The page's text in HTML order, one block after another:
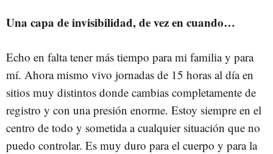
Una capa de invisibilidad, de vez en cuando…
Echo en falta tener más tiempo para mi familia y para
mí. Ahora mismo vivo jornadas de 15 horas al día en
sitios muy distintos donde cambias completamente de
registro y con una presión enorme. Estoy siempre en el
centro de todo y sometida a cualquier situación que no
puedo controlar. Es muy duro para el cuerpo y para la